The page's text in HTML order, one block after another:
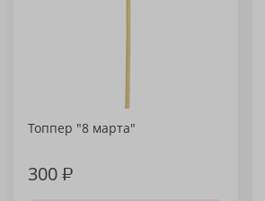
Топпер "8 марта"
300₽